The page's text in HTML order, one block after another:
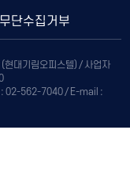
단수집거부
현대기림오피스텔) / 사업자
: 02-562-7040 / E-mail :